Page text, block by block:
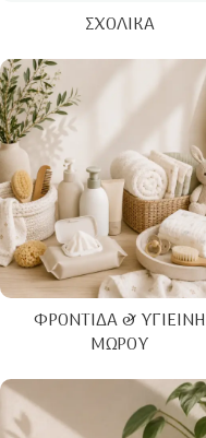
ΣΧΟΛΙΚΆ
ΦΡΟΝΤΊΔΑ & ΥΓΙΕΙΝΉ
ΜΩΡΟΎ